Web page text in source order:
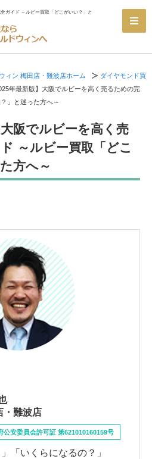
ガイド ～ルビー買取「どこがいい？」と
ィン 梅田店・難波店ホーム
ダイヤモンド買
年最新版】大阪でルビーを高く売るための完
」と迷った方へ～
大阪でルビーを高く売
～ルビー買取「どこ
方へ～
・難波店
公安委員会許可証 第621010160159号
「いくらになるの？」